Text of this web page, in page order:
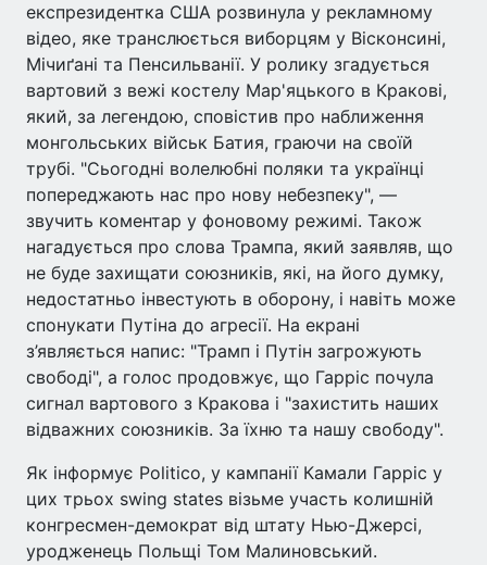
експрезидентка США розвинула у рекламному
відео, яке транслюється виборцям у Вісконсині,
Мічиґані та Пенсильванії. У ролику згадується
вартовий з вежі костелу Мар'яцького в Кракові,
який, за легендою, сповістив про наближення
монгольських військ Батия, граючи на своїй
трубі. "Сьогодні волелюбні поляки та українці
попереджають нас про нову небезпеку", —
звучить коментар у фоновому режимі. Також
нагадується про слова Трампа, який заявляв, що
не буде захищати союзників, які, на його думку,
недостатньо інвестують в оборону, і навіть може
спонукати Путіна до агресії. На екрані
з’являється напис: "Трамп і Путін загрожують
свободі", а голос продовжує, що Гарріс почула
сигнал вартового з Кракова і "захистить наших
відважних союзників. За їхню та нашу свободу".
Як інформує Politico, у кам­панії Камали Гарріс у
цих трьох swing states візьме участь ко­лишній
конгресмен-демократ від штату Нью-Джерсі,
уродже­нець Польщі Том Малиновський.